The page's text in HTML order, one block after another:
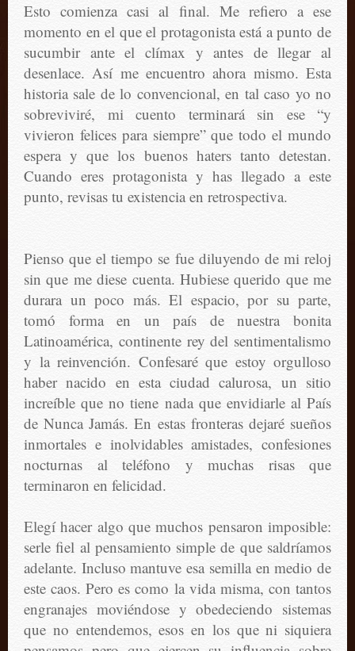
Esto comienza casi al final. Me refiero a ese
momento en el que el protagonista está a punto de
sucumbir ante el clímax y antes de llegar al
desenlace. Así me encuentro ahora mismo. Esta
historia sale de lo convencional, en tal caso yo no
sobreviviré, mi cuento terminará sin ese “y
vivieron felices para siempre” que todo el mundo
espera y que los buenos haters tanto detestan.
Cuando eres protagonista y has llegado a este
punto, revisas tu existencia en retrospectiva.
Pienso que el tiempo se fue diluyendo de mi reloj
sin que me diese cuenta. Hubiese querido que me
durara un poco más. El espacio, por su parte,
tomó forma en un país de nuestra bonita
Latinoamérica, continente rey del sentimentalismo
y la reinvención. Confesaré que estoy orgulloso
haber nacido en esta ciudad calurosa, un sitio
increíble que no tiene nada que envidiarle al País
de Nunca Jamás. En estas fronteras dejaré sueños
inmortales e inolvidables amistades, confesiones
nocturnas al teléfono y muchas risas que
terminaron en felicidad.
Elegí hacer algo que muchos pensaron imposible:
serle fiel al pensamiento simple de que saldríamos
adelante. Incluso mantuve esa semilla en medio de
este caos. Pero es como la vida misma, con tantos
engranajes moviéndose y obedeciendo sistemas
que no entendemos, esos en los que ni siquiera